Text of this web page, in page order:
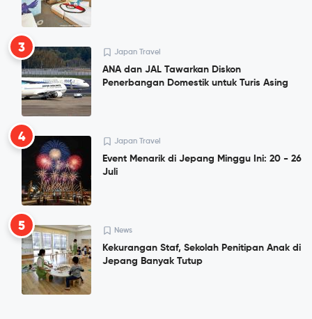
3 Japan Travel
ANA dan JAL Tawarkan Diskon
Penerbangan Domestik untuk Turis Asing
4 Japan Travel
Event Menarik di Jepang Minggu Ini: 20 - 26
Juli
5 News
Kekurangan Staf, Sekolah Penitipan Anak di
Jepang Banyak Tutup